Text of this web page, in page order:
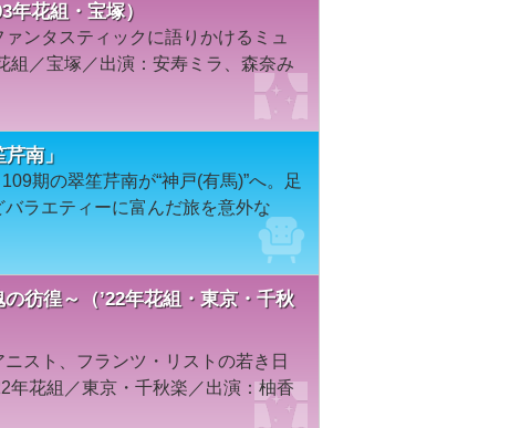
年花組・宝塚）
ンタスティックに語りかけるミュ
組／宝塚／出演：安寿ミラ、森奈み
南」
期の翠笙芹南が“神戸(有馬)”へ。足
ラエティーに富んだ旅を意外な
彷徨～（’22年花組・東京・千秋
スト、フランツ・リストの若き日
年花組／東京・千秋楽／出演：柚香